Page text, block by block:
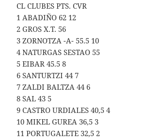
CL CLUBES PTS. CVR
1 ABADIÑO 62 12
2 GROS X.T. 56
3 ZORNOTZA -A- 55.5 10
4 NATURGAS SESTAO 55
5 EIBAR 45.5 8
6 SANTURTZI 44 7
7 ZALDI BALTZA 44 6
8 SAL 43 5
9 CASTRO URDIALES 40,5 4
10 MIKEL GUREA 36,5 3
11 PORTUGALETE 32,5 2